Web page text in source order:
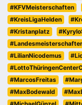
#KFVMeisterschaften
#KreisLigaHelden
#Kristanplatz
#LilianNicodemus
#MarcosFreitas
#MaxBodewald